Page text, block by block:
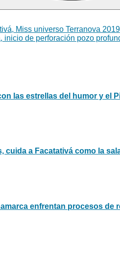
Miss universo Terranova 2019
inicio de perforación pozo
las estrellas del humor y el
cuida a Facatativá como la
enfrentan procesos de